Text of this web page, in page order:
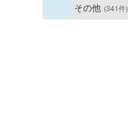
その他 (341件)